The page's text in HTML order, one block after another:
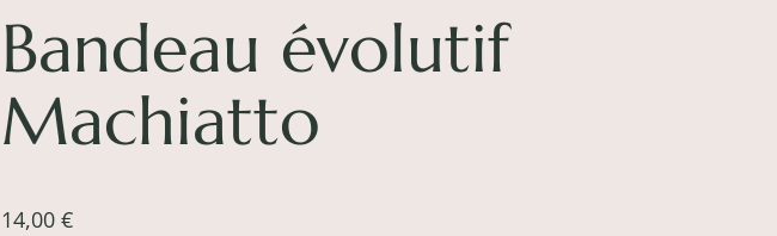
Bandeau évolutif
Machiatto
14,00 €